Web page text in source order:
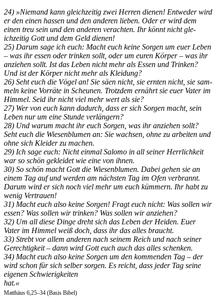
24) »Nie­mand kann gle­ichzeit­ig zwei Her­ren dienen! Entwed­er wird
er den einen has­sen und den anderen lieben. Oder er wird dem
einen treu sein und den anderen ver­acht­en. Ihr kön­nt nicht gle­
ichzeit­ig Gott und dem Geld dienen!
25) Darum sage ich euch: Macht euch keine Sor­gen um euer Leben
– was ihr essen oder trinken sollt, oder um euren Kör­p­er – was ihr
anziehen sollt. Ist das Leben nicht mehr als Essen und Trinken?
Und ist der Kör­p­er nicht mehr als Klei­dung?
26) Seht euch die Vögel an! Sie säen nicht, sie ern­ten nicht, sie sam­
meln keine Vor­räte in Sche­unen. Trotz­dem ernährt sie euer Vater im
Him­mel. Seid ihr nicht viel mehr wert als sie?
27) Wer von euch kann dadurch, dass er sich Sor­gen macht, sein
Leben nur um eine Stunde ver­längern?
28) Und warum macht ihr euch Sor­gen, was ihr anziehen sollt?
Seht euch die Wiesen­blu­men an: Sie wach­sen, ohne zu arbeit­en und
ohne sich Klei­der zu machen.
29) Ich sage euch: Nicht ein­mal Salo­mo in all sein­er Her­rlichkeit
war so schön gek­lei­det wie eine von ihnen.
30) So schön macht Gott die Wiesen­blu­men. Dabei gehen sie an
einem Tag auf und wer­den am näch­sten Tag im Ofen ver­bran­nt.
Darum wird er sich noch viel mehr um euch küm­mern. Ihr habt zu
wenig Ver­trauen!
31) Macht euch also keine Sor­gen! Fragt euch nicht: Was sollen wir
essen? Was sollen wir trinken? Was sollen wir anziehen?
32) Um all diese Dinge dreht sich das Leben der Hei­den. Euer
Vater im Him­mel weiß doch, dass ihr das alles braucht.
33) Strebt vor allem anderen nach seinem Reich und nach sein­er
Gerechtigkeit – dann wird Gott euch auch das alles schenken.
34) Macht euch also keine Sor­gen um den kom­menden Tag – der
wird schon für sich sel­ber sor­gen. Es reicht, dass jed­er Tag seine
eige­nen Schwierigkeit­en
hat.«
Matthäus 6,25–34 (Basis Bibel)